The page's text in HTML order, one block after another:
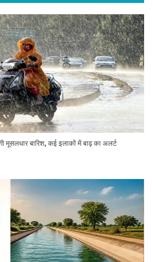
मूसलधार बारिश, कई इलाकों में बाढ़ का अलर्ट